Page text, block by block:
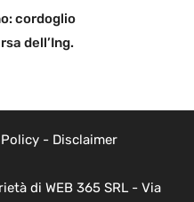
cordoglio
dell’Ing.
- Disclaimer
di WEB 365 SRL - Via